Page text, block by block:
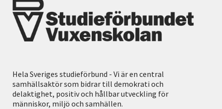
Hela Sveriges studieförbund - Vi är en central
samhällsaktör som bidrar till demokrati och
delaktighet, positiv och hållbar utveckling för
människor, miljö och samhällen.